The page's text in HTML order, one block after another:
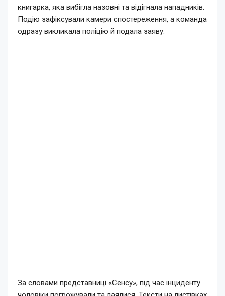
книгарка, яка вибігла назовні та відігнала нападників.
Подію зафіксували камери спостереження, а команда
одразу викликала поліцію й подала заяву.
За словами представниці «Сенсу», під час інциденту